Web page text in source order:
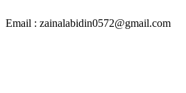
Email : zainalabidin0572@gmail.com